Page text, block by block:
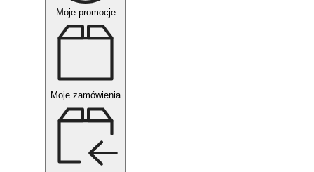
Moje promocje
Moje zamówienia